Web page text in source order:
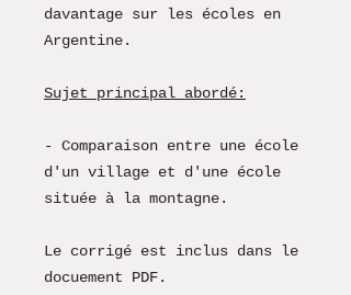
davantage sur les écoles en
Argentine.
Sujet principal abordé:
- Comparaison entre une école
d'un village et d'une école
située à la montagne.
Le corrigé est inclus dans le
docuement PDF.